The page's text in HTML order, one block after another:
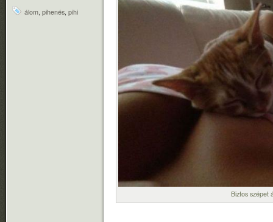
álom, pihenés, pihi
Biztos szépet